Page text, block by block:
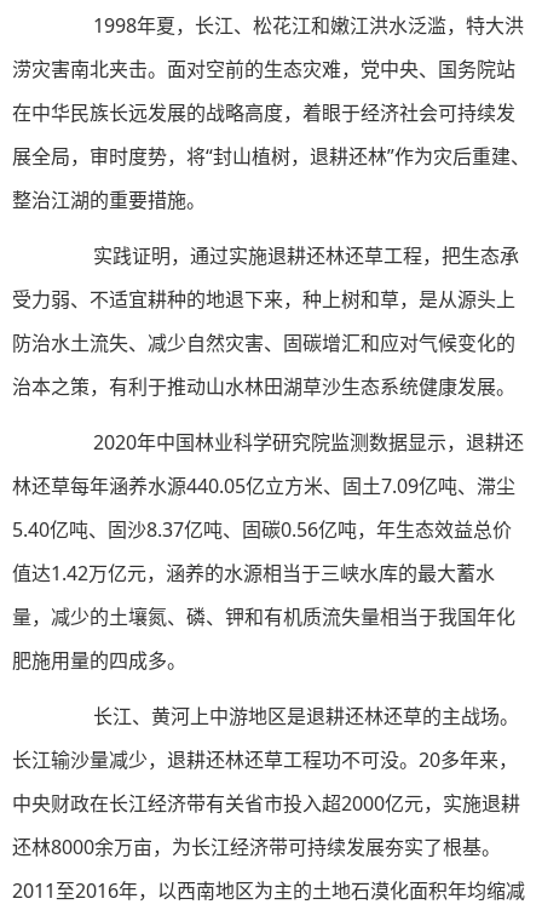
1998年夏，长江、松花江和嫩江洪水泛滥，特大洪
涝灾害南北夹击。面对空前的生态灾难，党中央、国务院站
在中华民族长远发展的战略高度，着眼于经济社会可持续发
展全局，审时度势，将“封山植树，退耕还林”作为灾后重建、
整治江湖的重要措施。
实践证明，通过实施退耕还林还草工程，把生态承
受力弱、不适宜耕种的地退下来，种上树和草，是从源头上
防治水土流失、减少自然灾害、固碳增汇和应对气候变化的
治本之策，有利于推动山水林田湖草沙生态系统健康发展。
2020年中国林业科学研究院监测数据显示，退耕还
林还草每年涵养水源440.05亿立方米、固土7.09亿吨、滞尘
5.40亿吨、固沙8.37亿吨、固碳0.56亿吨，年生态效益总价
值达1.42万亿元，涵养的水源相当于三峡水库的最大蓄水
量，减少的土壤氮、磷、钾和有机质流失量相当于我国年化
肥施用量的四成多。
长江、黄河上中游地区是退耕还林还草的主战场。
长江输沙量减少，退耕还林还草工程功不可没。20多年来，
中央财政在长江经济带有关省市投入超2000亿元，实施退耕
还林8000余万亩，为长江经济带可持续发展夯实了根基。
2011至2016年，以西南地区为主的土地石漠化面积年均缩减